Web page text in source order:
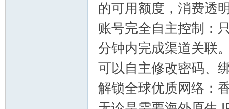
的可用额度，消费透
账号完全自主控制：
分钟内完成渠道关联
可以自主修改密码、
解锁全球优质网络：